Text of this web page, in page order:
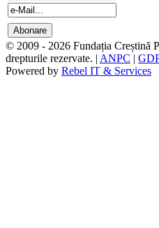
© 2009 - 2026 Fundația Creștină
drepturile rezervate. | ANPC |
Powered by Rebel IT & Services